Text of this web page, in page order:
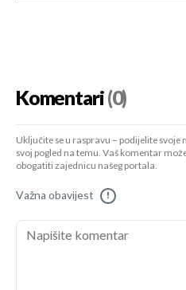
Komentari(0)
Uključite se u raspravu – podijelite
svoj pogled na temu. Vaš komentar
obogatiti zajednicu našeg portala.
Važna obavijest !